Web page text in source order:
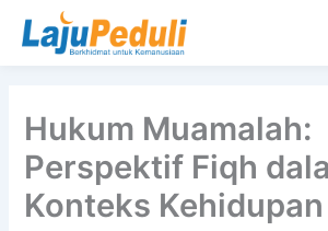
Hukum Muamalah:
Perspektif Fiqh
Konteks